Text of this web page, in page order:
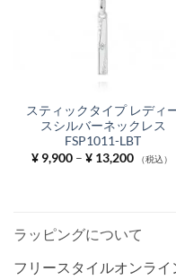
スティックタイプ レディ
スシルバーネックレス
FSP1011-LBT
¥9,900 – ¥13,200価
格
（税込）
ラッピングについて
フリースタイルオンラ